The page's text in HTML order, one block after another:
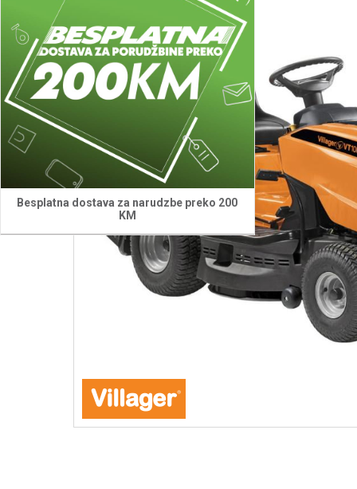
Besplatna dostava za narudzbe preko 200
KM